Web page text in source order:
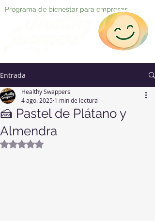
Programa de bienestar para empresas
Entrada
🍰 Pastel de Plátano y
Almendra
Healthy Swappers
4 ago. 2025 1 min de lectura
Obtuvo NaN de 5 estrellas.